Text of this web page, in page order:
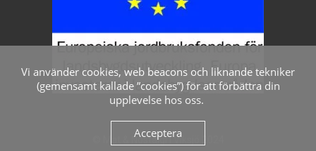
© Mat & Nostalgi i Viksjö 2024
Vi använder cookies, web beacons och liknande tekniker
(gemensamt kallade ”cookies”) för att förbättra din
upplevelse hos oss.
Acceptera